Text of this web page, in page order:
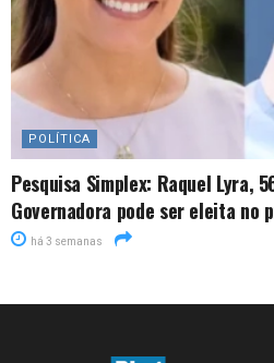
POLÍTICA
Pesquisa Simplex: Raquel Lyra,
Governadora pode ser eleita no
há 3 semanas